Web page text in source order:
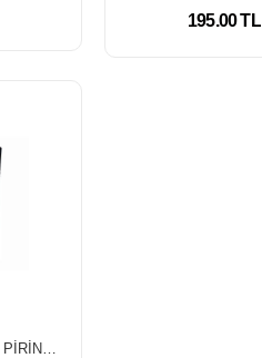
195.00 TL
OKOMESAN SUSHI PİRİNCİ 1 KG